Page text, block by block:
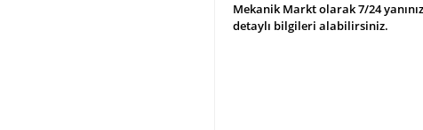
Mekanik Markt olarak 7/24
detaylı bilgileri alabilirsiniz.